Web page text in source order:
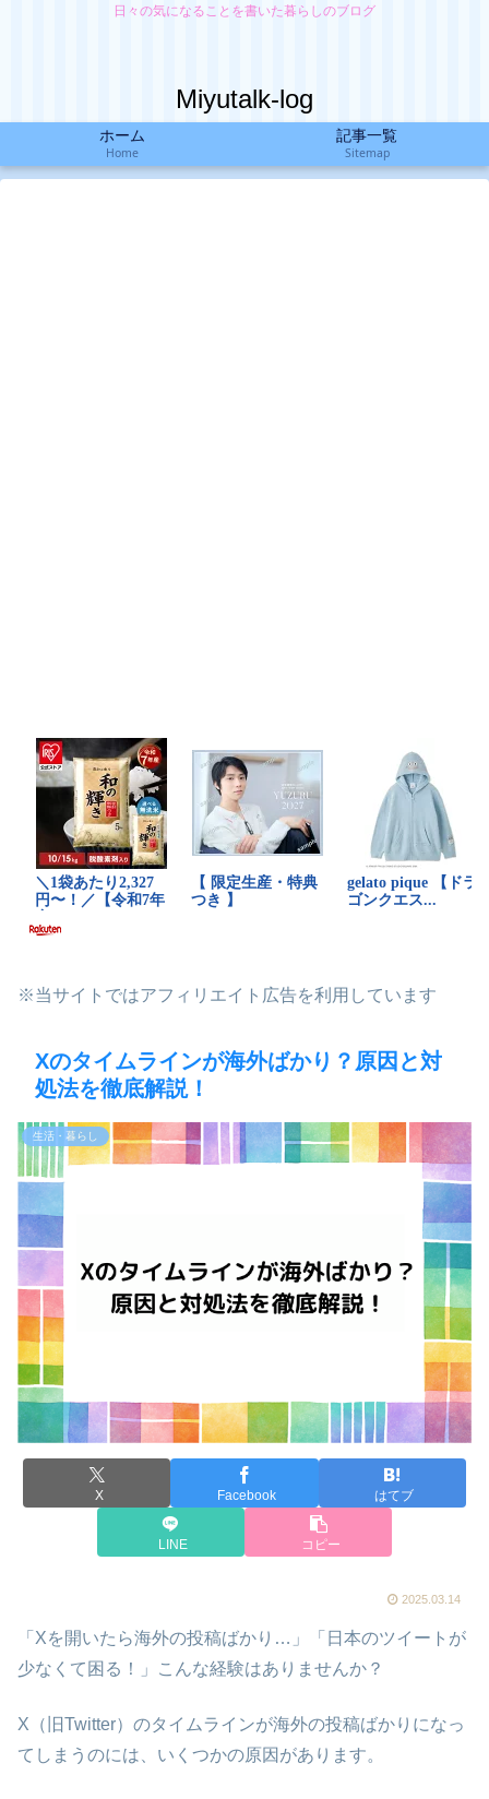
日々の気になることを書いた暮らしのブログ
Miyutalk-log
ホーム
Home
記事一覧
Sitemap
※当サイトではアフィリエイト広告を利用しています
Xのタイムラインが海外ばかり？原因と対
処法を徹底解説！
生活・暮らし
X Facebook はてブ
LINE コピー
2025.03.14
「Xを開いたら海外の投稿ばかり…」「日本のツイートが
少なくて困る！」こんな経験はありませんか？
X（旧Twitter）のタイムラインが海外の投稿ばかりになっ
てしまうのには、いくつかの原因があります。